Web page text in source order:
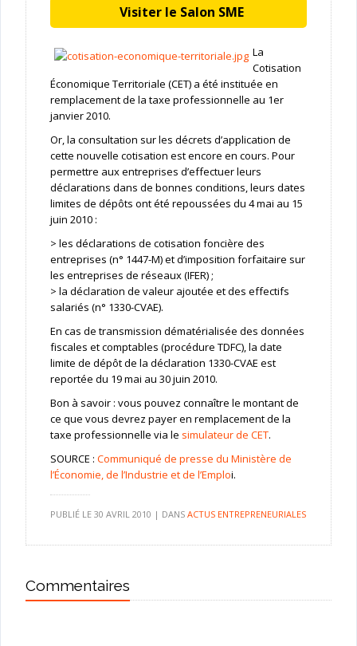
Visiter le Salon SME
La
Cotisation
Économique Territoriale (CET) a été instituée en
remplacement de la taxe professionnelle au 1er
janvier 2010.
Or, la consultation sur les décrets d’application de
cette nouvelle cotisation est encore en cours. Pour
permettre aux entreprises d’effectuer leurs
déclarations dans de bonnes conditions, leurs dates
limites de dépôts ont été repoussées du 4 mai au 15
juin 2010 :
> les déclarations de cotisation foncière des
entreprises (n° 1447-M) et d’imposition forfaitaire sur
les entreprises de réseaux (IFER) ;
> la déclaration de valeur ajoutée et des effectifs
salariés (n° 1330-CVAE).
En cas de transmission dématérialisée des données
fiscales et comptables (procédure TDFC), la date
limite de dépôt de la déclaration 1330-CVAE est
reportée du 19 mai au 30 juin 2010.
Bon à savoir : vous pouvez connaître le montant de
ce que vous devrez payer en remplacement de la
taxe professionnelle via le simulateur de CET.
SOURCE : Communiqué de presse du Ministère de
l’Économie, de l’Industrie et de l’Emploi.
PUBLIÉ LE 30 AVRIL 2010 | DANS ACTUS ENTREPRENEURIALES
Commentaires